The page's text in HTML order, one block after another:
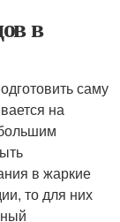
в
саму
на
в жаркие
то для них